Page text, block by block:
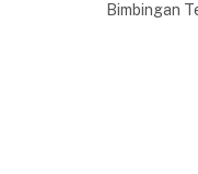
Bimbingan